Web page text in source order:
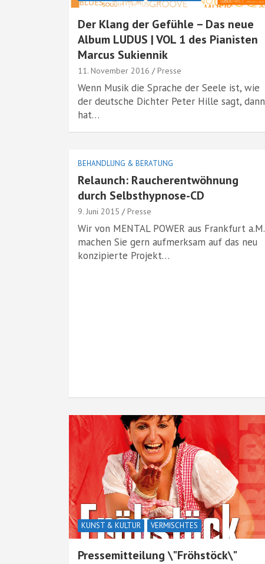
Der Klang der Gefühle – Das neue
Album LUDUS | VOL 1 des Pianisten
Marcus Sukiennik
11. November 2016 Presse
Wenn Musik die Sprache der Seele ist, wie
der deutsche Dichter Peter Hille sagt, dann
hat…
BEHANDLUNG & BERATUNG
Relaunch: Raucherentwöhnung
durch Selbsthypnose-CD
9. Juni 2015 Presse
Wir von MENTAL POWER aus Frankfurt a.M.
machen Sie gern aufmerksam auf das neu
konzipierte Projekt…
KUNST & KULTUR VERMISCHTES
Pressemitteilung \"Fröhstöck\"